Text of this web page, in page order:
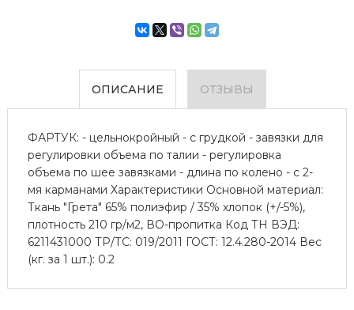
ОПИСАНИЕ ОТЗЫВЫ
ФАРТУК: - цельнокройный - с грудкой - завязки для
регулировки объема по талии - регулировка
объема по шее завязками - длина по колено - с 2-
мя карманами Характеристики Основной материал:
Ткань "Грета" 65% полиэфир / 35% хлопок (+/-5%),
плотность 210 гр/м2, ВО-пропитка Код ТН ВЭД:
6211431000 ТР/ТС: 019/2011 ГОСТ: 12.4.280-2014 Вес
(кг. за 1 шт.): 0.2